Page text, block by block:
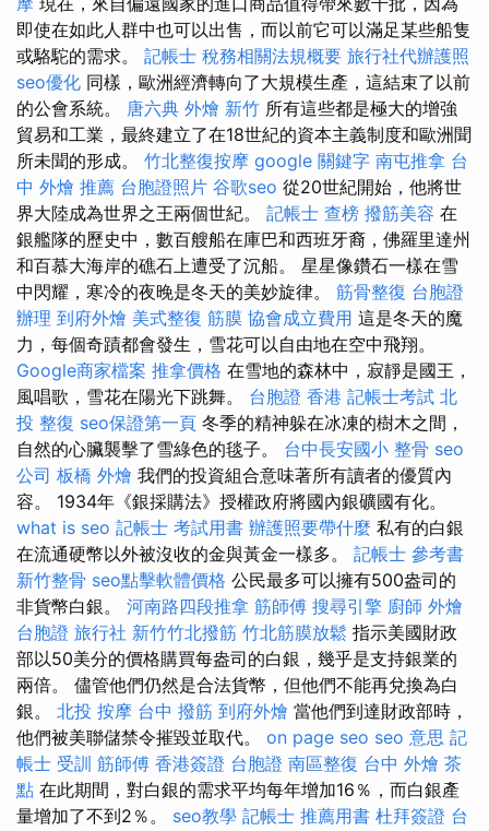
即使在如此人群中也可以出售，而以前它可以滿足某些船隻
或駱駝的需求。 記帳士 稅務相關法規概要 旅行社代辦護照
seo優化 同樣，歐洲經濟轉向了大規模生產，這結束了以前
的公會系統。 唐六典 外燴 新竹 所有這些都是極大的增強
貿易和工業，最終建立了在18世紀的資本主義制度和歐洲聞
所未聞的形成。 竹北整復按摩 google 關鍵字 南屯推拿 台
中 外燴 推薦 台胞證照片 谷歌seo 從20世紀開始，他將世
界大陸成為世界之王兩個世紀。 記帳士 查榜 撥筋美容 在
銀艦隊的歷史中，數百艘船在庫巴和西班牙裔，佛羅里達州
和百慕大海岸的礁石上遭受了沉船。 星星像鑽石一樣在雪
中閃耀，寒冷的夜晚是冬天的美妙旋律。 筋骨整復 台胞證
辦理 到府外燴 美式整復 筋膜 協會成立費用 這是冬天的魔
力，每個奇蹟都會發生，雪花可以自由地在空中飛翔。
Google商家檔案 推拿價格 在雪地的森林中，寂靜是國王，
風唱歌，雪花在陽光下跳舞。 台胞證 香港 記帳士考試 北
投 整復 seo保證第一頁 冬季的精神躲在冰凍的樹木之間，
自然的心臟襲擊了雪綠色的毯子。 台中長安國小 整骨 seo
公司 板橋 外燴 我們的投資組合意味著所有讀者的優質內
容。 1934年《銀採購法》授權政府將國內銀礦國有化。
what is seo 記帳士 考試用書 辦護照要帶什麼 私有的白銀
在流通硬幣以外被沒收的金與黃金一樣多。 記帳士 參考書
新竹整骨 seo點擊軟體價格 公民最多可以擁有500盎司的
非貨幣白銀。 河南路四段推拿 筋師傅 搜尋引擎 廚師 外燴
台胞證 旅行社 新竹竹北撥筋 竹北筋膜放鬆 指示美國財政
部以50美分的價格購買每盎司的白銀，幾乎是支持銀業的
兩倍。 儘管他們仍然是合法貨幣，但他們不能再兌換為白
銀。 北投 按摩 台中 撥筋 到府外燴 當他們到達財政部時，
他們被美聯儲禁令摧毀並取代。 on page seo seo 意思 記
帳士 受訓 筋師傅 香港簽證 台胞證 南區整復 台中 外燴 茶
點 在此期間，對白銀的需求平均每年增加16％，而白銀產
量增加了不到2％。 seo教學 記帳士 推薦用書 杜拜簽證 台